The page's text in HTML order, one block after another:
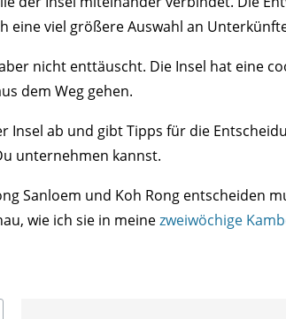
eine viel größere Auswahl an
nicht enttäuscht. Die Insel hat eine
dem Weg gehen.
Insel ab und gibt Tipps für die
unternehmen kannst.
Sanloem und Koh Rong entscheiden
wie ich sie in meinezweiwöchige